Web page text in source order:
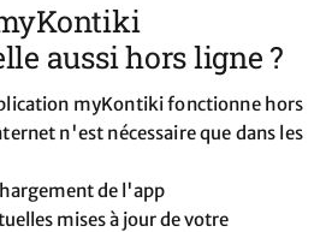
aussi hors ligne ?
myKontiki fonctionne hors
n'est nécessaire que dans les
de l'app
mises à jour de votre